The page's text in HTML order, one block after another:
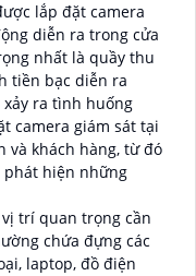
lắp đặt camera
diễn ra trong cửa
nhất là quầy thu
tiền bạc diễn ra
ra tình huống
camera giám sát tại
và khách hàng, từ đó
phát hiện những
trí quan trọng cần
chứa đựng các
laptop, đồ điện